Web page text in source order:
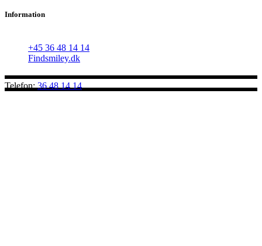
Information
+45 36 48 14 14
Findsmiley.dk
Telefon:36 48 14 14